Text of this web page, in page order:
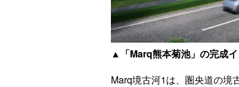
▲「Marq熊本菊池」の完成
Marq境古河1は、圏央道の境